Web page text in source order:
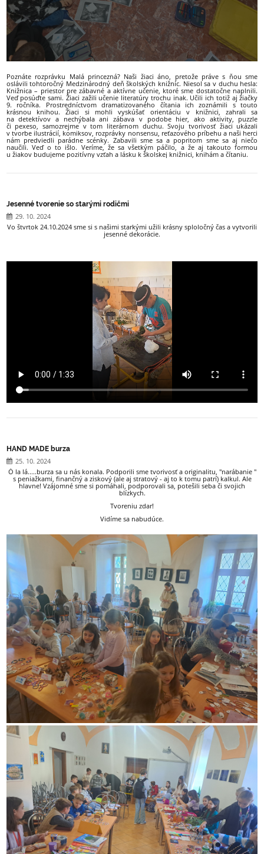
Poznáte rozprávku Malá princezná? Naši žiaci áno, pretože práve s ňou sme
oslávili tohtoročný Medzinárodný deň školských knižníc. Niesol sa v duchu hesla:
Knižnica – priestor pre zábavné a aktívne učenie, ktoré sme dostatočne naplnili.
Veď posúďte sami. Žiaci zažili učenie literatúry trochu inak. Učili ich totiž aj žiačky
9. ročníka. Prostredníctvom dramatizovaného čítania ich zoznámili s touto
krásnou knihou. Žiaci si mohli vyskúšať orientáciu v knižnici, zahrali sa
na detektívov a nechýbala ani zábava v podobe hier, ako aktivity, puzzle
či pexeso, samozrejme v tom literárnom duchu. Svoju tvorivosť žiaci ukázali
v tvorbe ilustrácií, komiksov, rozprávky nonsensu, reťazového príbehu a naši herci
nám predviedli parádne scénky. Zabavili sme sa a popritom sme sa aj niečo
naučili. Veď o to išlo. Veríme, že sa všetkým páčilo, a že aj takouto formou
u žiakov budujeme pozitívny vzťah a lásku k školskej knižnici, knihám a čítaniu.
Jesenné tvorenie so starými rodičmi
29. 10. 2024
Vo štvrtok 24.10.2024 sme si s našimi starkými užili krásny sploločný čas a vytvorili
jesenné dekorácie.
HAND MADE burza
25. 10. 2024
Ó la lá.....burza sa u nás konala. Podporili sme tvorivosť a originalitu, "narábanie "
s peniažkami, finančný a ziskový (ale aj stratový - aj to k tomu patrí) kalkul. Ale
hlavne! Vzájomné sme si pomáhali, podporovali sa, potešili seba či svojich
blízkych.
Tvoreniu zdar!
Vidíme sa nabudúce.